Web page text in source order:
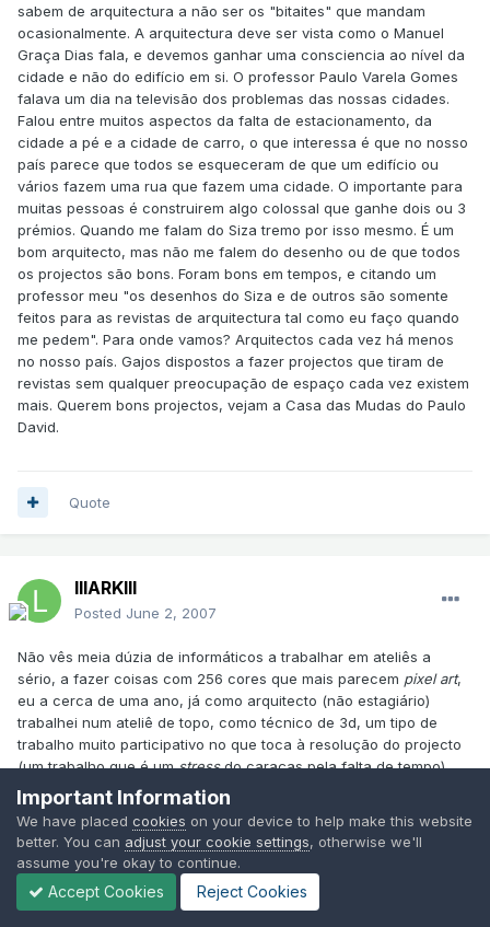
sabem de arquitectura a não ser os "bitaites" que mandam
ocasionalmente. A arquitectura deve ser vista como o Manuel
Graça Dias fala, e devemos ganhar uma consciencia ao nível da
cidade e não do edifício em si. O professor Paulo Varela Gomes
falava um dia na televisão dos problemas das nossas cidades.
Falou entre muitos aspectos da falta de estacionamento, da
cidade a pé e a cidade de carro, o que interessa é que no nosso
país parece que todos se esqueceram de que um edifício ou
vários fazem uma rua que fazem uma cidade. O importante para
muitas pessoas é construirem algo colossal que ganhe dois ou 3
prémios. Quando me falam do Siza tremo por isso mesmo. É um
bom arquitecto, mas não me falem do desenho ou de que todos
os projectos são bons. Foram bons em tempos, e citando um
professor meu "os desenhos do Siza e de outros são somente
feitos para as revistas de arquitectura tal como eu faço quando
me pedem". Para onde vamos? Arquitectos cada vez há menos
no nosso país. Gajos dispostos a fazer projectos que tiram de
revistas sem qualquer preocupação de espaço cada vez existem
mais. Querem bons projectos, vejam a Casa das Mudas do Paulo
David.
Quote
lllARKlll
Posted June 2, 2007
Não vês meia dúzia de informáticos a trabalhar em ateliês a
sério, a fazer coisas com 256 cores que mais parecem pixel art,
eu a cerca de uma ano, já como arquitecto (não estagiário)
trabalhei num ateliê de topo, como técnico de 3d, um tipo de
trabalho muito participativo no que toca à resolução do projecto
(um trabalho que é umstressdo caraças pela falta de tempo),
não é propriamente um mero executante de volumetrias sem
formação base na área...mas o meu pleito não é o 3D, já que
como método de trabalho não me diz muito...numa questão de
hierarquias, para mim o 3d está ao nível das maquetes e abaixo
do Desenho...
Important Information
We have placed cookies on your device to help make this website
better. You can adjust your cookie settings, otherwise we'll
assume you're okay to continue.
Accept Cookies Reject Cookies